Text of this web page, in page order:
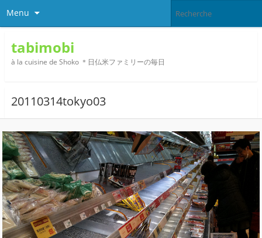
Menu
tabimobi
à la cuisine de Shoko ＊日仏米ファミリーの毎日
20110314tokyo03